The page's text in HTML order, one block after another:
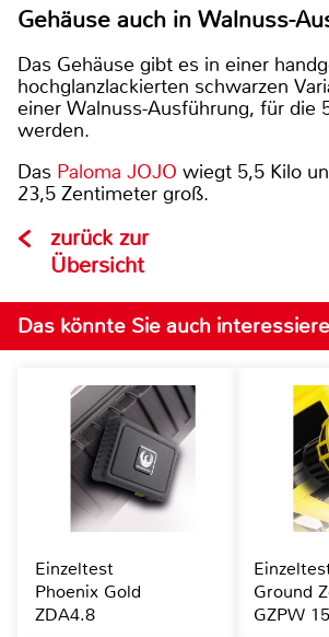
Gehäuse auch in Walnuss-
Das Gehäuse gibt es in einer
hochglanzlackierten schwarzen
einer Walnuss-Ausführung, für die
werden.
Das Paloma JOJO wiegt 5,5 Kilo
23,5 Zentimeter groß.
zurück zur
Übersicht
Das könnte Sie auch
Einzeltest
Phoenix Gold
ZDA4.8
Ground
GZPW